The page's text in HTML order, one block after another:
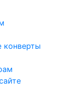
конверты